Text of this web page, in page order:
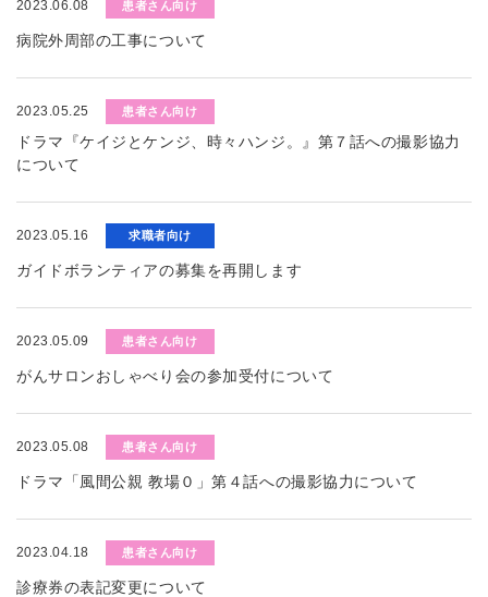
2023.06.08 患者さん向け
病院外周部の工事について
2023.05.25 患者さん向け
ドラマ『ケイジとケンジ、時々ハンジ。』第７話への撮影協力
について
2023.05.16 求職者向け
ガイドボランティアの募集を再開します
2023.05.09 患者さん向け
がんサロンおしゃべり会の参加受付について
2023.05.08 患者さん向け
ドラマ「風間公親 教場０」第４話への撮影協力について
2023.04.18 患者さん向け
診療券の表記変更について